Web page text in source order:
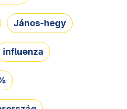
János-hegy
influenza